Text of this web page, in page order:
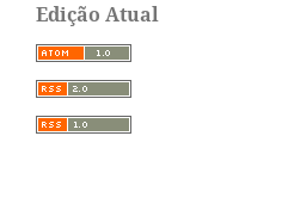
Edição Atual